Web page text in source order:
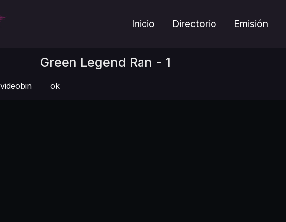
Inicio Directorio Emisión
Green Legend Ran - 1
videobin ok